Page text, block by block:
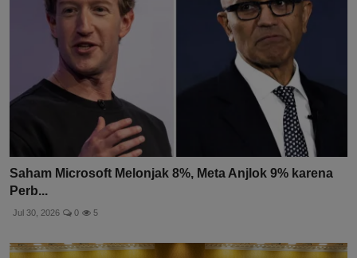
Saham Microsoft Melonjak 8%, Meta Anjlok 9% karena
Perb...
Jul 30, 2026 0 5